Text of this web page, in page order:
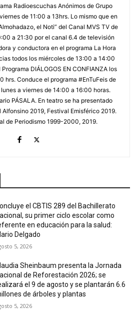
Radioescuchas Anónimos de Grupo
de 11:00 a 13hrs. Lo mismo que en
el Noti” del Canal MVS TV de
a 21:30 por el canal 6.4 de televisión
y conductora en el programa La Hora
todos los miércoles de 13:00 a 14:00
DIÁLOGOS EN CONFIANZA los
hrs. Conduce el programa #EnTuFeis de
a viernes de 14:00 a 16:00 horas.
PÁSALA. En teatro se ha presentado
2019, Festival Emisférico 2019.
de Periodismo 1999-2000, 2019.
el CBTIS 289 del Bachillerato
su primer ciclo escolar como
en educación para la salud:
Delgado
5, 2026
Sheinbaum presenta la Jornada
de Reforestación 2026; se
el 9 de agosto y se plantarán 6.6
de árboles y plantas
5, 2026